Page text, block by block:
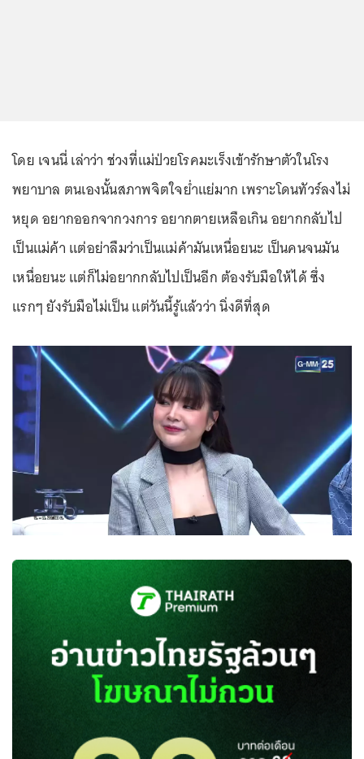
โดย เจนนี่ เล่าว่า ช่วงที่แม่ป่วยโรคมะเร็งเข้ารักษาตัวในโรง
พยาบาล ตนเองนั้นสภาพจิตใจย่ำแย่มาก เพราะโดนทัวร์ลงไม่
หยุด อยากออกจากวงการ อยากตายเหลือเกิน อยากกลับไป
เป็นแม่ค้า แต่อย่าลืมว่าเป็นแม่ค้ามันเหนื่อยนะ เป็นคนจนมัน
เหนื่อยนะ แต่ก็ไม่อยากกลับไปเป็นอีก ต้องรับมือให้ได้ ซึ่ง
แรกๆ ยังรับมือไม่เป็น แต่วันนี้รู้แล้วว่า นิ่งดีที่สุด